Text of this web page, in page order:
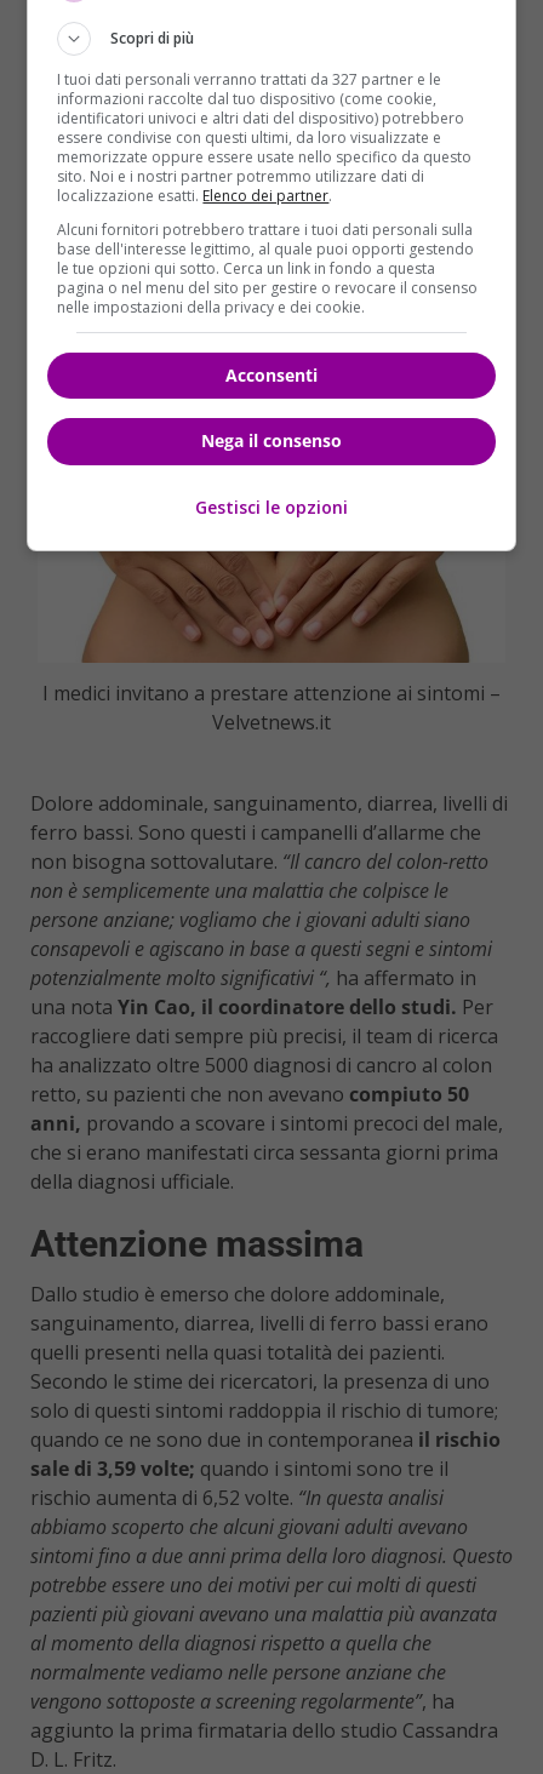
I quattro sintomi da non
sottovalutare
I medici invitano a prestare attenzione ai sintomi –
Velvetnews.it
Dolore addominale, sanguinamento, diarrea, livelli di
ferro bassi. Sono questi i campanelli d’allarme che
non bisogna sottovalutare. “Il cancro del colon-retto
non è semplicemente una malattia che colpisce le
persone anziane; vogliamo che i giovani adulti siano
consapevoli e agiscano in base a questi segni e sintomi
potenzialmente molto significativi “, ha affermato in
una nota Yin Cao, il coordinatore dello studi. Per
raccogliere dati sempre più precisi, il team di ricerca
ha analizzato oltre 5000 diagnosi di cancro al colon
retto, su pazienti che non avevano compiuto 50
anni, provando a scovare i sintomi precoci del male,
che si erano manifestati circa sessanta giorni prima
della diagnosi ufficiale.
Attenzione massima
Dallo studio è emerso che dolore addominale,
sanguinamento, diarrea, livelli di ferro bassi erano
quelli presenti nella quasi totalità dei pazienti.
Secondo le stime dei ricercatori, la presenza di uno
solo di questi sintomi raddoppia il rischio di tumore;
quando ce ne sono due in contemporanea il rischio
sale di 3,59 volte; quando i sintomi sono tre il
rischio aumenta di 6,52 volte. “In questa analisi
abbiamo scoperto che alcuni giovani adulti avevano
sintomi fino a due anni prima della loro diagnosi. Questo
potrebbe essere uno dei motivi per cui molti di questi
pazienti più giovani avevano una malattia più avanzata
al momento della diagnosi rispetto a quella che
normalmente vediamo nelle persone anziane che
vengono sottoposte a screening regolarmente”, ha
aggiunto la prima firmataria dello studio Cassandra
D. L. Fritz.
Scopri di più
I tuoi dati personali verranno trattati da 327 partner e le
informazioni raccolte dal tuo dispositivo (come cookie,
identificatori univoci e altri dati del dispositivo) potrebbero
essere condivise con questi ultimi, da loro visualizzate e
memorizzate oppure essere usate nello specifico da questo
sito. Noi e i nostri partner potremmo utilizzare dati di
localizzazione esatti. Elenco dei partner.
Alcuni fornitori potrebbero trattare i tuoi dati personali sulla
base dell'interesse legittimo, al quale puoi opporti gestendo
le tue opzioni qui sotto. Cerca un link in fondo a questa
pagina o nel menu del sito per gestire o revocare il consenso
nelle impostazioni della privacy e dei cookie.
Acconsenti
Nega il consenso
Gestisci le opzioni